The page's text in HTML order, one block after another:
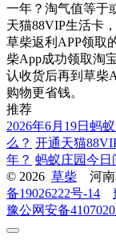
一年？淘气值等于
天猫88VIP生活卡
草柴返利APP领取
柴App成功领取淘
认收货后再到草柴
购物更省钱。
推荐
2026年6月19日蚂
么？ 开通天猫
年？ 蚂蚁庄园今日
© 2026 草柴 河南
备19026222号-14
豫公网安备